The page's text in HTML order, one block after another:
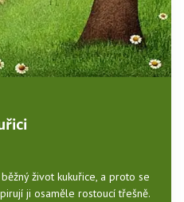
život kukuřice, a proto se
ji osaměle rostoucí třešně.